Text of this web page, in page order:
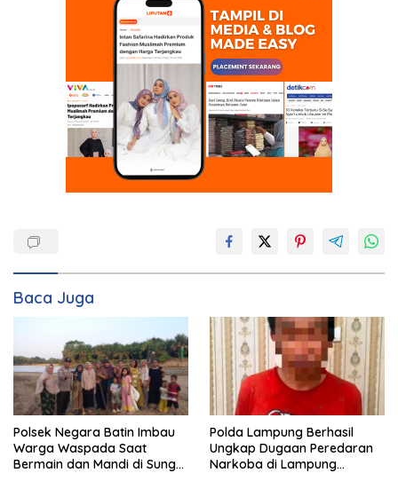
Baca Juga
Polsek Negara Batin Imbau
Warga Waspada Saat
Bermain dan Mandi di Sungai
Polda Lampung Berhasil
Ungkap Dugaan Peredaran
Narkoba di Lampung